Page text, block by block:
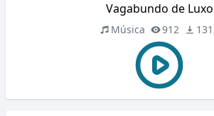
Vagabundo de Luxo
Música 912 131